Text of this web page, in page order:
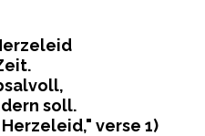
soll.
verse 1)